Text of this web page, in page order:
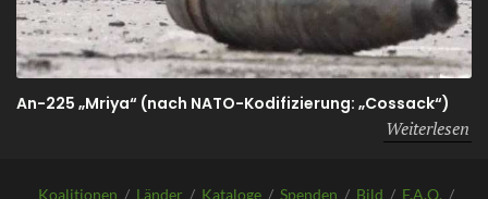
An-225 „Mriya“ (nach NATO-Kodifizierung: „Cossack“)
Weiterlesen
Koalitionen / Länder / Kataloge / Spenden / Bild / F.A.Q. /